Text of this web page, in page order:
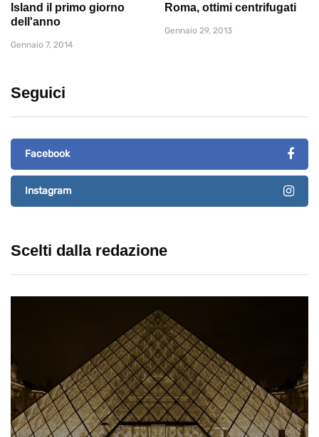
Island il primo giorno
dell'anno
Gennaio 7, 2014
Roma, ottimi centrifugati
Gennaio 29, 2013
Seguici
Facebook
Instagram
Scelti dalla redazione